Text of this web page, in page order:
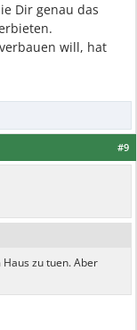
Dir genau das
will, hat
#9
zu tuen. Aber